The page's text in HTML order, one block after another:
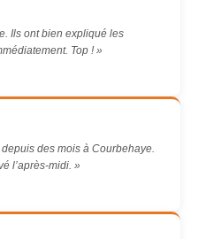
Ils ont bien expliqué les
Top ! »
des mois à Courbehaye.
l’après-midi. »